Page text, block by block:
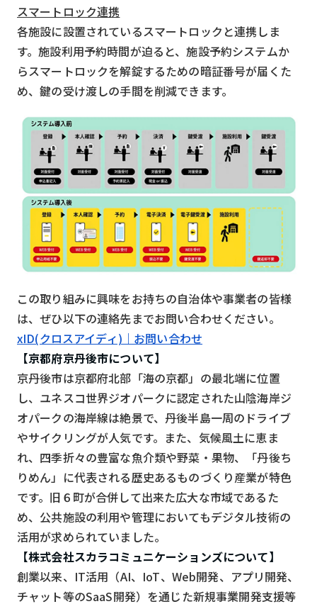
スマートロック連携
各施設に設置されているスマートロックと連携しま
す。施設利用予約時間が迫ると、施設予約システムか
らスマートロックを解錠するための暗証番号が届くた
め、鍵の受け渡しの手間を削減できます。
この取り組みに興味をお持ちの自治体や事業者の皆様
は、ぜひ以下の連絡先までお問い合わせください。
xID(クロスアイディ)｜お問い合わせ
【京都府京丹後市について】
京丹後市は京都府北部「海の京都」の最北端に位置
し、ユネスコ世界ジオパークに認定された山陰海岸ジ
オパークの海岸線は絶景で、丹後半島一周のドライブ
やサイクリングが人気です。また、気候風土に恵ま
れ、四季折々の豊富な魚介類や野菜・果物、「丹後ち
りめん」に代表される歴史あるものづくり産業が特色
です。旧６町が合併して出来た広大な市域であるた
め、公共施設の利用や管理においてもデジタル技術の
活用が求められていました。
【株式会社スカラコミュニケーションズについて】
創業以来、IT活用（AI、IoT、Web開発、アプリ開発、
チャット等のSaaS開発）を通じた新規事業開発支援等